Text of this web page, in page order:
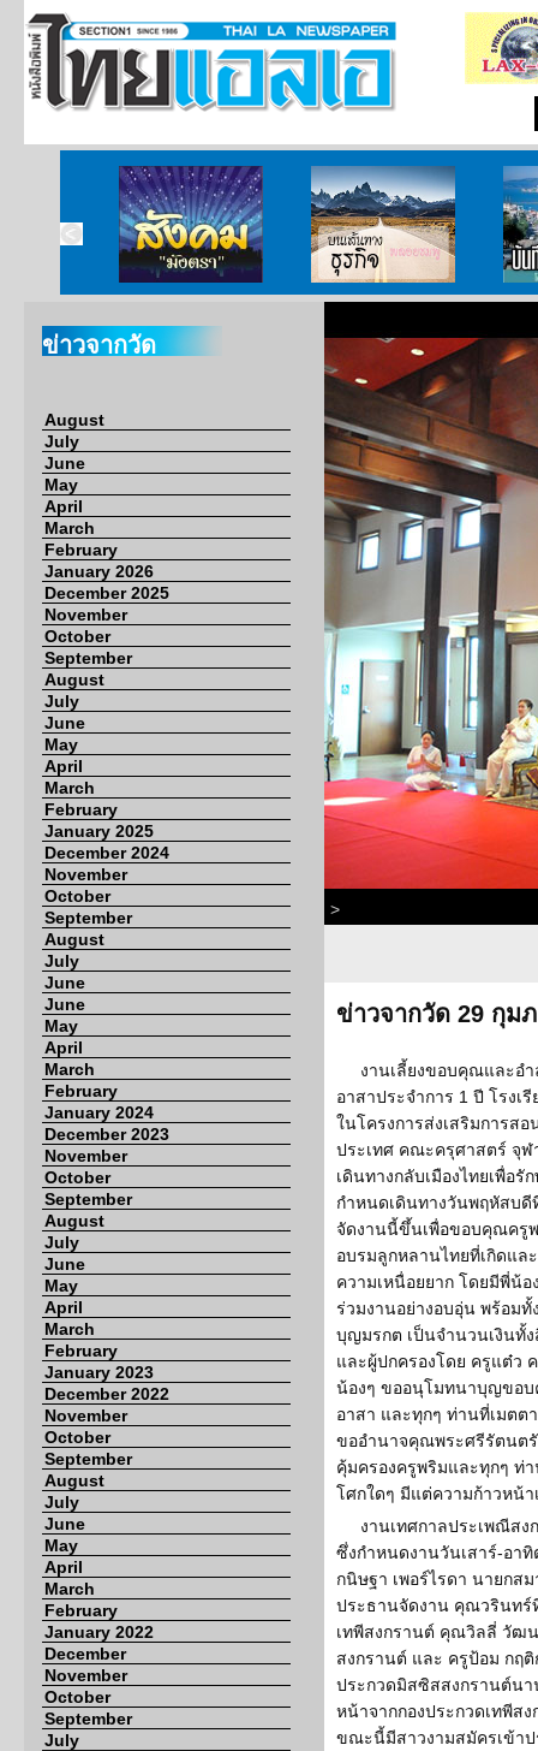
สังคมมังตรา บนเส้นทางธุรกิจ บั
ข่าวจากวัด
August
July
June
May
April
March
February
January 2026
December 2025
November
October
September
August
July
June
May
April
March
February
January 2025
December 2024
November
October
September
August
July
June
June
May
April
March
February
January 2024
December 2023
November
October
September
August
July
June
May
April
March
February
January 2023
December 2022
November
October
September
August
July
June
May
April
March
February
January 2022
December
November
October
September
July
>
ข่าวจากวัด 29 กุม
งานเลี้ยงขอบคุณและอ
อาสาประจำการ 1 ปี โรงเ
ในโครงการส่งเสริมการส
ประเทศ คณะครุศาสตร์ จุ
เดินทางกลับเมืองไทยเพื่อ
กำหนดเดินทางวันพฤหัสบดี
จัดงานนี้ขึ้นเพื่อขอบคุณครูพ
อบรมลูกหลานไทยที่เกิดแล
ความเหนื่อยยาก โดยมีพี่น้
ร่วมงานอย่างอบอุ่น พร้อม
บุญมรกต เป็นจำนวนเงินทั้
และผู้ปกครองโดย ครูแต๋ว
น้องๆ ขออนุโมทนาบุญขอ
อาสา และทุกๆ ท่านที่เมตต
ขออำนาจคุณพระศรีรัตนต
คุ้มครองครูพริมและทุกๆ ท่
โศกใดๆ มีแต่ความก้าวหน้
งานเทศกาลประเพณีสง
ซึ่งกำหนดงานวันเสาร์-อา
กนิษฐา เพอร์ไรดา นายกส
ประธานจัดงาน คุณวรินทร์
เทพีสงกรานต์ คุณวิลลี่ วัฒ
สงกรานต์ และ ครูป้อม กฤ
ประกวดมิสซิสสงกรานต์น
หน้าจากกองประกวดเทพีส
ขณะนี้มีสาวงามสมัครเข้าป